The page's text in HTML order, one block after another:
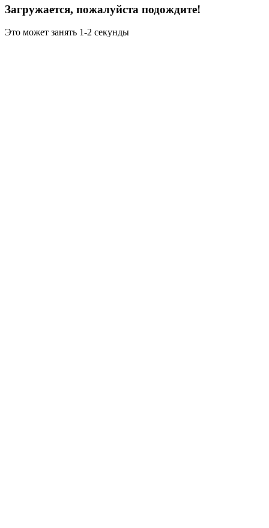
Загружается, пожалуйста подождите!
Это может занять 1-2 секунды